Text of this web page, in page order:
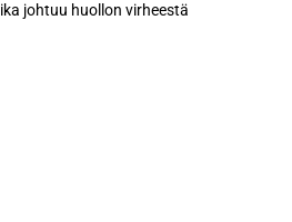
johtuu huollon virheestä